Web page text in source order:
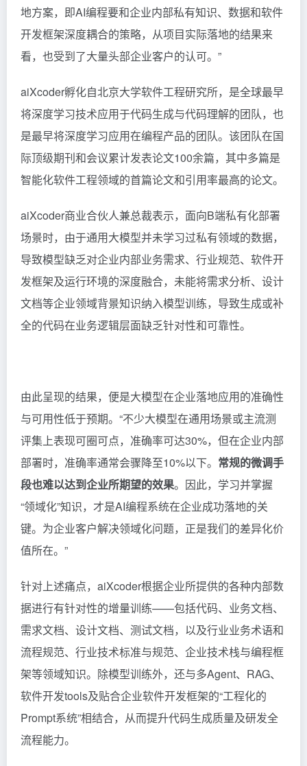
地方案，即AI编程要和企业内部私有知识、数据和软件
开发框架深度耦合的策略，从项目实际落地的结果来
看，也受到了大量头部企业客户的认可。”
aiXcoder孵化自北京大学软件工程研究所，是全球最早
将深度学习技术应用于代码生成与代码理解的团队，也
是最早将深度学习应用在编程产品的团队。该团队在国
际顶级期刊和会议累计发表论文100余篇，其中多篇是
智能化软件工程领域的首篇论文和引用率最高的论文。
aiXcoder商业合伙人兼总裁表示，面向B端私有化部署
场景时，由于通用大模型并未学习过私有领域的数据，
导致模型缺乏对企业内部业务需求、行业规范、软件开
发框架及运行环境的深度融合，未能将需求分析、设计
文档等企业领域背景知识纳入模型训练，导致生成或补
全的代码在业务逻辑层面缺乏针对性和可靠性。
由此呈现的结果，便是大模型在企业落地应用的准确性
与可用性低于预期。“不少大模型在通用场景或主流测
评集上表现可圈可点，准确率可达30%，但在企业内部
部署时，准确率通常会骤降至10%以下。 常规的微调手
段也难以达到企业所期望的效果。因此，学习并掌握
“领域化”知识，才是AI编程系统在企业成功落地的关
键。为企业客户解决领域化问题，正是我们的差异化价
值所在。”
针对上述痛点，aiXcoder根据企业所提供的各种内部数
据进行有针对性的增量训练——包括代码、业务文档、
需求文档、设计文档、测试文档，以及行业业务术语和
流程规范、行业技术标准与规范、企业技术栈与编程框
架等领域知识。除模型训练外，还与多Agent、RAG、
软件开发tools及贴合企业软件开发框架的“工程化的
Prompt系统”相结合，从而提升代码生成质量及研发全
流程能力。